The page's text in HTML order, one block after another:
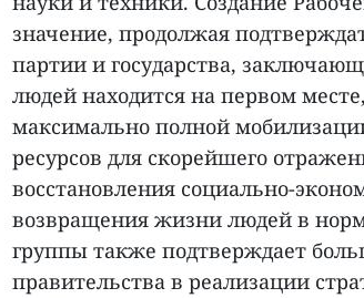
значение, продолжая
партии и государства,
людей находится на первом
максимально полной
ресурсов для скорейшего
восстановления социально-
возвращения жизни людей в
группы также подтверждает
правительства в реализации